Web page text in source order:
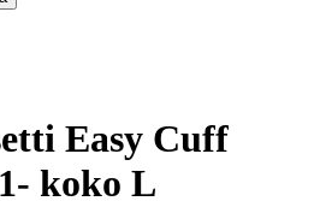
Easy Cuff
koko L